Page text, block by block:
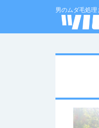
男のムダ毛処理